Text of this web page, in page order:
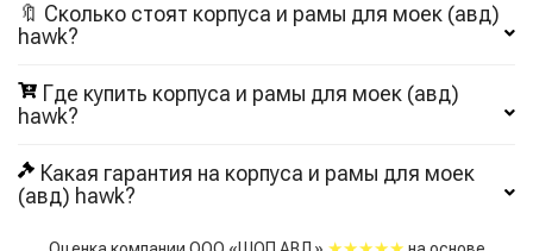
🔖 Сколько стоят корпуса и рамы для моек (авд)
hawk?
Где купить корпуса и рамы для моек (авд)
hawk?
Какая гарантия на корпуса и рамы для моек
(авд) hawk?